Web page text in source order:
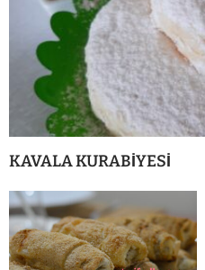
KAVALA KURABİYESİ